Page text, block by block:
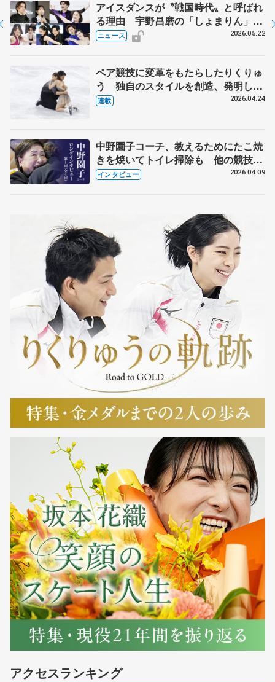
アイスダンスが〝戦国時代〟と呼ばれ
る理由 宇野昌磨の「しょまりん」ら
実力者が相次いで参戦 国内の競争激
ニュース 2026.05.22
ペア競技に変革をもたらしたりくりゅ
う 独自のスタイルを創造、発明した
【引退発表後②】
連載 2026.04.24
中野園子コーチ、教えるためにたこ焼
きを焼いてトイレ掃除も 他の競技に
も通用するという坂本花織の筋肉
インタビュー 2026.04.09
アクセスランキング